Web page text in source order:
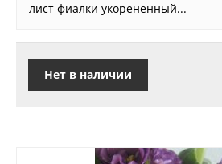
лист фиалки укорененный...
Нет в наличии